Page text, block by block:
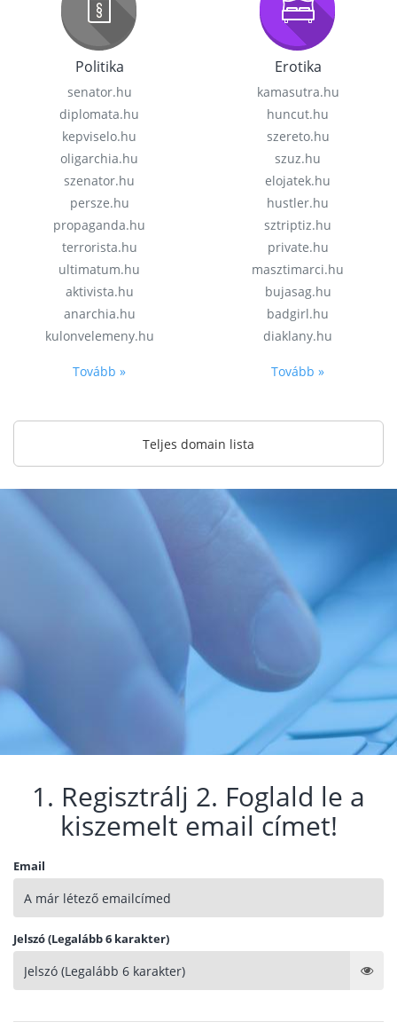
Politika
senator.hu
diplomata.hu
kepviselo.hu
oligarchia.hu
szenator.hu
persze.hu
propaganda.hu
terrorista.hu
ultimatum.hu
aktivista.hu
anarchia.hu
kulonvelemeny.hu
Tovább »
Erotika
kamasutra.hu
huncut.hu
szereto.hu
szuz.hu
elojatek.hu
hustler.hu
sztriptiz.hu
private.hu
masztimarci.hu
bujasag.hu
badgirl.hu
diaklany.hu
Tovább »
Teljes domain lista
1. Regisztrálj 2. Foglald le a
kiszemelt email címet!
Email
Jelszó (Legalább 6 karakter)